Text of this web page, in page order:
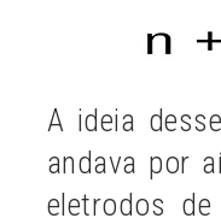
A ideia
andava por
eletrodos